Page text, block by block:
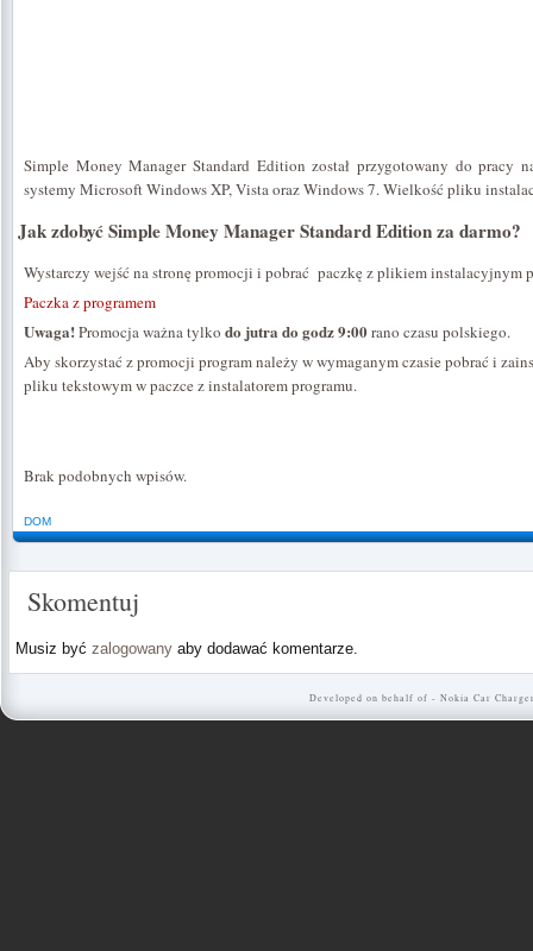
Simple Money Manager Standard Edition został przygotowany do pracy
systemy Microsoft Windows XP, Vista oraz Windows 7. Wielkość pliku
Jak zdobyć Simple Money Manager Standard Edition za darmo?
Wystarczy wejść na stronę promocji i pobrać paczkę z plikiem instalacyjnym
Paczka z programem
Uwaga!Promocja ważna tylko do jutra do godz 9:00rano czasu polskiego.
Aby skorzystać z promocji program należy w wymaganym czasie pobrać i
pliku tekstowym w paczce z instalatorem programu.
Brak podobnych wpisów.
DOM
Skomentuj
Musiz być zalogowany aby dodawać komentarze.
Developed on behalf of - Nokia Car